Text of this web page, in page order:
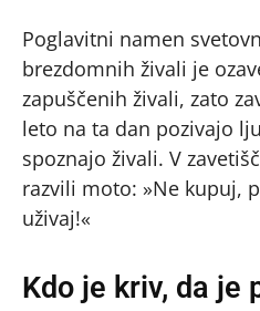
Poglavitni namen
brezdomnih živali je
zapuščenih živali, zato
leto na ta dan pozivajo
spoznajo živali. V
razvili moto: »Ne kupuj,
uživaj!«
Kdo je kriv, da je